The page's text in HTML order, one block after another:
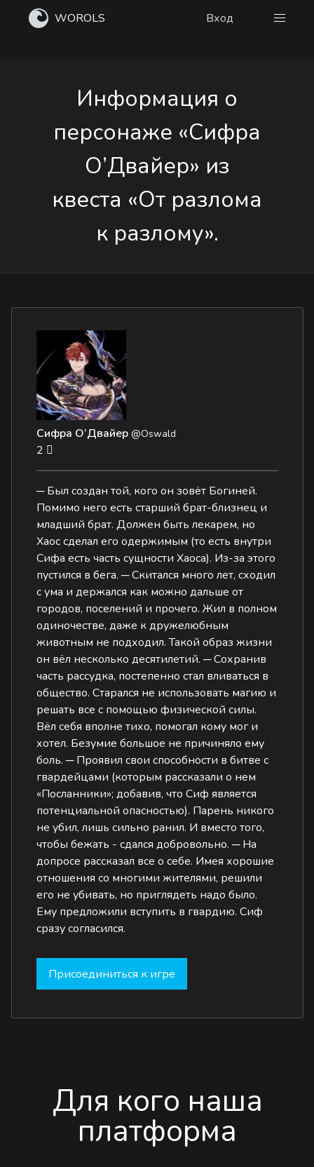
WOROLS Вход
Информация о
персонаже «Сифра
О’Двайер» из
квеста «От разлома
к разлому».
Сифра О’Двайер @Oswald
2
─ Был создан той, кого он зовёт Богиней.
Помимо него есть старший брат-близнец и
младший брат. Должен быть лекарем, но
Хаос сделал его одержимым (то есть внутри
Сифа есть часть сущности Хаоса). Из-за этого
пустился в бега. ─ Скитался много лет, сходил
с ума и держался как можно дальше от
городов, поселений и прочего. Жил в полном
одиночестве, даже к дружелюбным
животным не подходил. Такой образ жизни
он вёл несколько десятилетий. ─ Сохранив
часть рассудка, постепенно стал вливаться в
общество. Старался не использовать магию и
решать все с помощью физической силы.
Вёл себя вполне тихо, помогал кому мог и
хотел. Безумие большое не причиняло ему
боль. ─ Проявил свои способности в битве с
гвардейцами (которым рассказали о нем
«Посланники»; добавив, что Сиф является
потенциальной опасностью). Парень никого
не убил, лишь сильно ранил. И вместо того,
чтобы бежать - сдался добровольно. ─ На
допросе рассказал все о себе. Имея хорошие
отношения со многими жителями, решили
его не убивать, но приглядеть надо было.
Ему предложили вступить в гвардию. Сиф
сразу согласился.
Присоединиться к игре
Для кого наша
платформа